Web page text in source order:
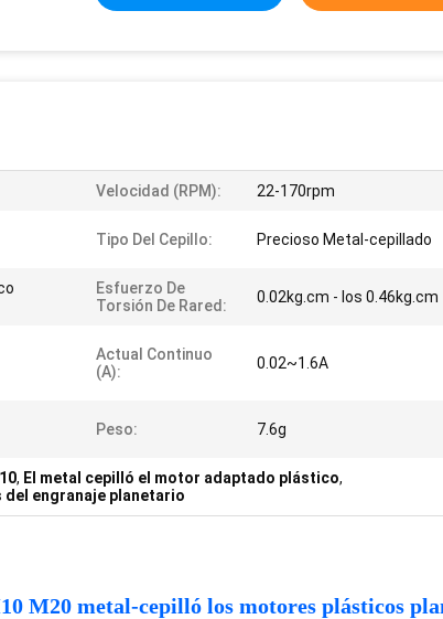
Velocidad (RPM): 22-170rpm
Tipo Del Cepillo: Precioso Metal-cepillado
Esfuerzo De
Torsión De Rared:
0.02kg.cm - los 0.46kg.cm
Actual Continuo
(a):
0.02~1.6A
Peso: 7.6g
, El metal cepilló el motor adaptado plástico,
engranaje planetario
M20 metal-cepilló los motores plásticos